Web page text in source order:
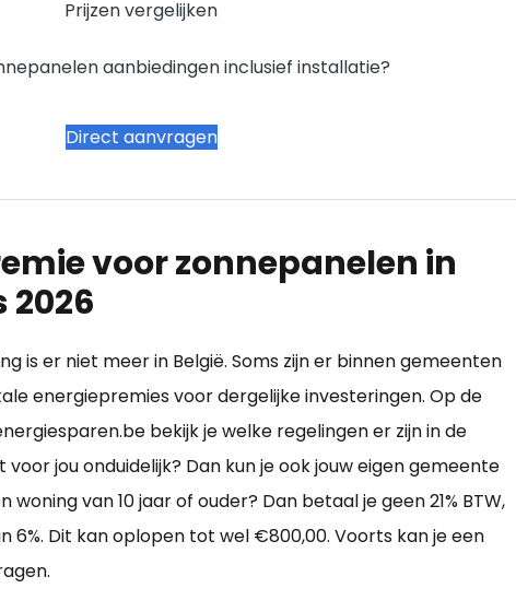
Prijzen vergelijken
aanbiedingen inclusief installatie?
Direct aanvragen
voor zonnepanelen in
is er niet meer in België. Soms zijn er binnen gemeenten
energiepremies voor dergelijke investeringen. Op de
bekijk je welke regelingen er zijn in de
jou onduidelijk? Dan kun je ook jouw eigen gemeente
van 10 jaar of ouder? Dan betaal je geen 21% BTW,
6%. Dit kan oplopen tot wel €800,00. Voorts kan je een